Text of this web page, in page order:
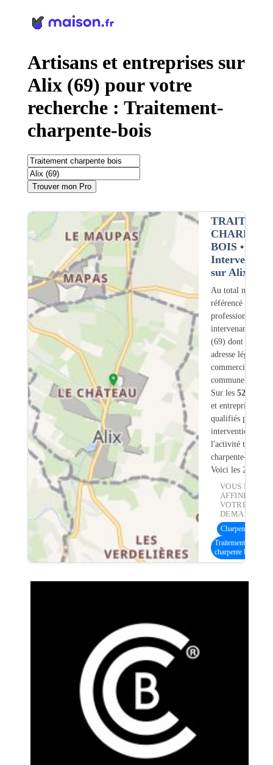
Artisans et entreprises sur
Alix (69) pour votre
recherche : Traitement-
charpente-bois
Trouver mon Pro
BOIS•
Intervention
sur Alix (69)
Au total nous
référencé
professionnels
intervenant sur
(69) dont
adresse légale ou
commerciale
commune.
Sur les 526
et entreprises
qualifiés pour une
intervention sur
l'activité
charpente-bois.
Voici les 20
VOUS
AFFINER
VOTRE
DEMANDE :
Charpente bois
Traitement
charpente bois